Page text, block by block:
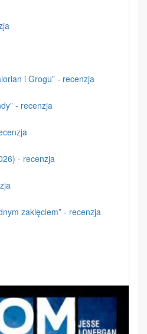
i Grogu” - recenzja
- recenzja
- recenzja
zaklęciem” - recenzja